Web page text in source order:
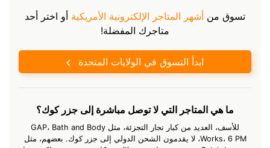
تسوق من أشهر المتاجر الإلكترونية الأمريكية أو اختر أحد
متاجرك المفضلة!
ابدأ التسوق في الولايات المتحدة
ما هي المتاجر التي لا توصل مباشرة إلى جزر كوك؟
للأسف، العديد من كبار تجار التجزئة، مثل GAP، Bath and Body
Works، 6 PM، لا يقدمون الشحن الدولي إلى جزر كوك. بعضهم، مثل